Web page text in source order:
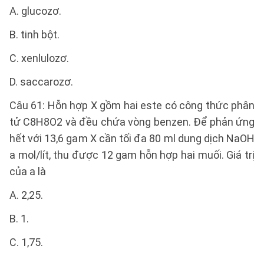
A. glucozơ.
B. tinh bột.
C. xenlulozơ.
D. saccarozơ.
Câu 61: Hỗn hợp X gồm hai este có công thức phân
tử C8H8O2 và đều chứa vòng benzen. Để phản ứng
hết với 13,6 gam X cần tối đa 80 ml dung dịch NaOH
a mol/lít, thu được 12 gam hỗn hợp hai muối. Giá trị
của a là
A. 2,25.
B. 1.
C. 1,75.